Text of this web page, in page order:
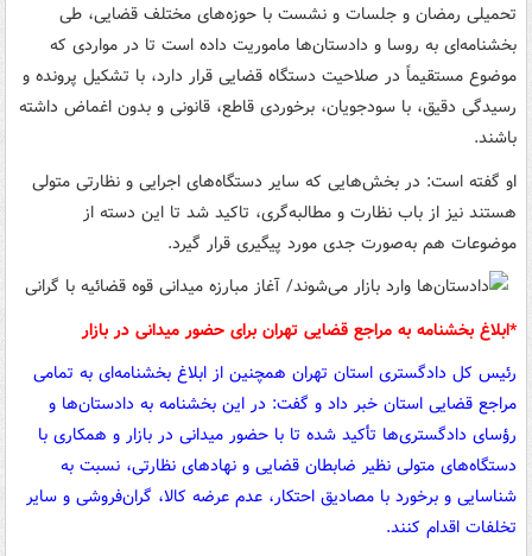
تحمیلی رمضان و جلسات و نشست با حوزه‌های مختلف قضایی، طی
بخشنامه‌ای به روسا و دادستان‌ها ماموریت داده است تا در مواردی که
موضوع مستقیماً در صلاحیت دستگاه قضایی قرار دارد، با تشکیل پرونده و
رسیدگی دقیق، با سودجویان، برخوردی قاطع، قانونی و بدون اغماض داشته
باشند.
او گفته است: در بخش‌هایی که سایر دستگاه‌های اجرایی و نظارتی متولی
هستند نیز از باب نظارت و مطالبه‌گری، تاکید شد تا این دسته از
موضوعات هم به‌صورت جدی مورد پیگیری قرار گیرد.
*ابلاغ بخشنامه به مراجع قضایی تهران برای حضور میدانی در بازار
رئیس کل دادگستری استان تهران همچنین از ابلاغ بخشنامه‌ای به تمامی
مراجع قضایی استان خبر داد و گفت: در این بخشنامه به دادستان‌ها و
رؤسای دادگستری‌ها تأکید شده تا با حضور میدانی در بازار و همکاری با
دستگاه‌های متولی نظیر ضابطان قضایی و نهادهای نظارتی، نسبت به
شناسایی و برخورد با مصادیق احتکار، عدم عرضه کالا، گران‌فروشی و سایر
تخلفات اقدام کنند.